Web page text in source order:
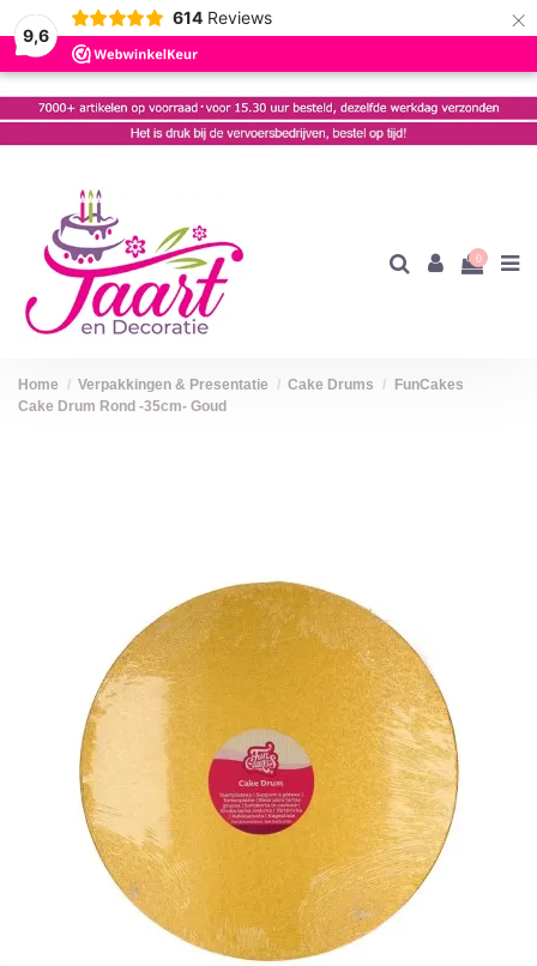
9,6
614 Reviews ×
0
Home Verpakkingen & Presentatie Cake Drums
FunCakes
Cake Drum Rond -35cm- Goud